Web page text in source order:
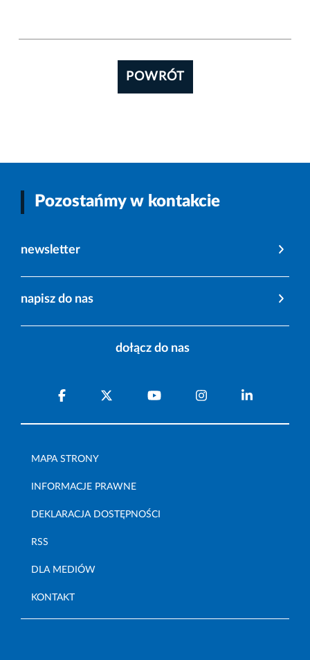
POWRÓT
Pozostańmy w kontakcie
newsletter
napisz do nas
dołącz do nas
MAPA STRONY
INFORMACJE PRAWNE
DEKLARACJA DOSTĘPNOŚCI
RSS
DLA MEDIÓW
KONTAKT